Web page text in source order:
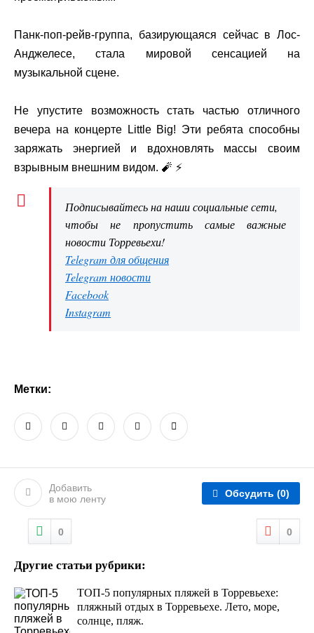
Панк-поп-рейв-группа, базирующаяся сейчас в Лос-
Анджелесе, стала мировой сенсацией на
музыкальной сцене.
Не упустите возможность стать частью отличного
вечера на концерте Little Big! Эти ребята способны
заряжать энергией и вдохновлять массы своим
взрывным внешним видом. 🧨 ⚡️
Подписывайтесь на наши социальные сети,
чтобы не пропустить самые важные
новости Торревьехи!
Telegram для общения
Telegram новости
Facebook
Instagram
Метки:
Добавить
в мою ленту
Обсудить (0)
0 0
Другие статьи рубрики:
ТОП-5 популярных пляжей в Торревьехе:
пляжный отдых в Торревьехе. Лето, море,
солнце, пляж.